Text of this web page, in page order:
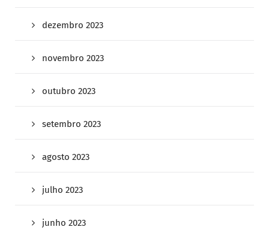
dezembro 2023
novembro 2023
outubro 2023
setembro 2023
agosto 2023
julho 2023
junho 2023